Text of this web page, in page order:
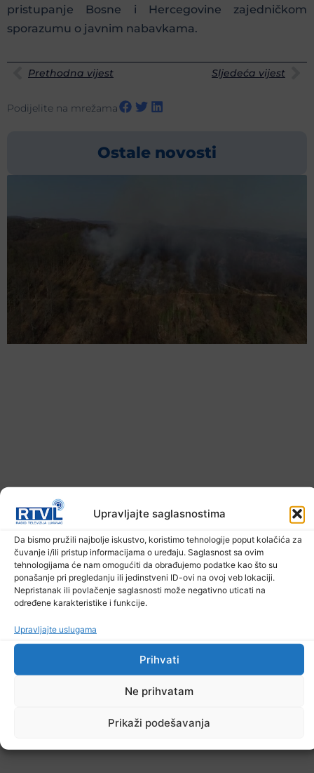
Upravljajte saglasnostima
Da bismo pružili najbolje iskustvo, koristimo tehnologije poput kolačića za
čuvanje i/ili pristup informacijama o uređaju. Saglasnost sa ovim
tehnologijama će nam omogućiti da obrađujemo podatke kao što su
ponašanje pri pregledanju ili jedinstveni ID-ovi na ovoj veb lokaciji.
Nepristanak ili povlačenje saglasnosti može negativno uticati na
određene karakteristike i funkcije.
Upravljajte uslugama
Prihvati
Ne prihvatam
Prikaži podešavanja
pristupanje Bosne i Hercegovine zajedničkom
sporazumu o javnim nabavkama.
Prethodna vijest Sljedeća vijest
Podijelite na mrežama
Ostale novosti
U TK povećan broj požara
7. Augusta 2026.